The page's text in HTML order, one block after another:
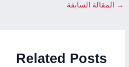
→ المقالة السابقة
Related Posts